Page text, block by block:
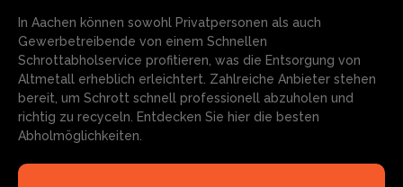
In Aachen können sowohl Privatpersonen als auch
Gewerbetreibende von einem Schnellen
Schrottabholservice profitieren, was die Entsorgung von
Altmetall erheblich erleichtert. Zahlreiche Anbieter stehen
bereit, um Schrott schnell professionell abzuholen und
richtig zu recyceln. Entdecken Sie hier die besten
Abholmöglichkeiten.